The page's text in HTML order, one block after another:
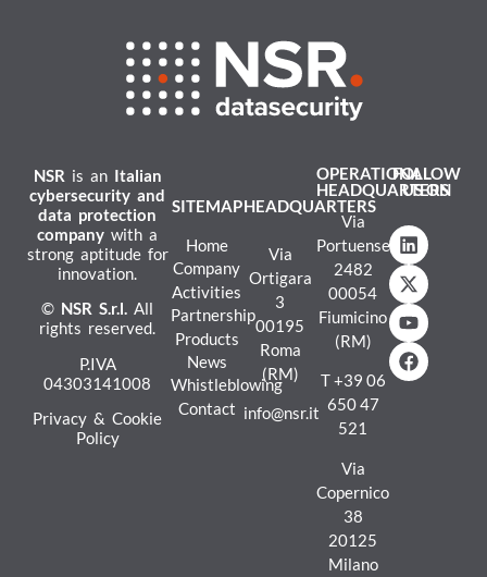
NSR is anItalian
cybersecurity and
data protection
company with a
strong aptitude for
innovation.
© NSR S.r.l. All
rights reserved.
P.IVA
04303141008
Privacy & Cookie
Policy
SITEMAP
Home
Company
Activities
Partnership
Products
News
Whistleblowing
Contact
HEADQUARTERS
Via
Ortigara
3
00195
Roma
(RM)
info@nsr.it
OPERATIONAL
HEADQUARTERS
Via
Portuense
2482
00054
Fiumicino
(RM)
T+39 06
650 47
521
Via
Copernico
38
20125
Milano
FOLLOW
US ON